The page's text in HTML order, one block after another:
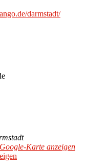
darmstadt/
Google-Karte anzeigen